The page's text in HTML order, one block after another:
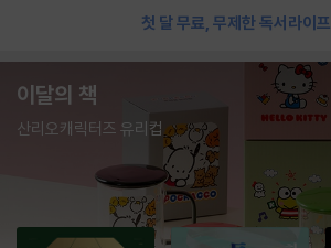
첫 달 무료, 무제한 독서라이프
이달의 책
산리오캐릭터즈 유리컵